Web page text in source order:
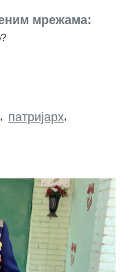
мрежама:
, патријарх,